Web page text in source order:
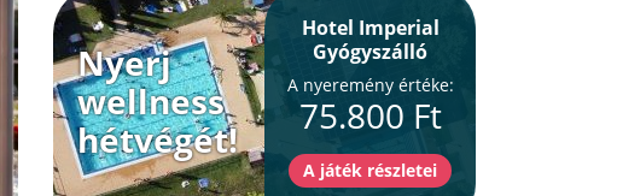
Nyerj
wellness
hétvégét!
Hotel Imperial
Gyógyszálló
A nyeremény értéke:
75.800 Ft